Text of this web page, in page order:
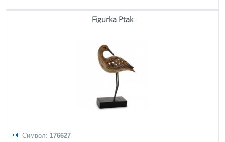
Figurka Ptak
Символ: 176627